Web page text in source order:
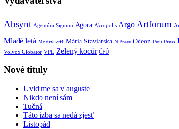
Absynt Agentúra Signum Agora Akropolis Argo Artforum
Mladé letá Modrý kríž Mária Staviarska N Press Odeon Petit Press
Volvox Globator VPL Zelený kocúr ČFÚ
Nové tituly
Uvidíme sa v auguste
Nikdo není sám
Tučná
Táto izba sa nedá zjesť
Listopád